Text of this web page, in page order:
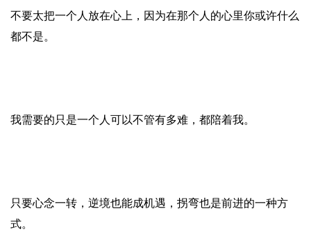
不要太把一个人放在心上，因为在那个人的心里你或许什么
都不是。
我需要的只是一个人可以不管有多难，都陪着我。
只要心念一转，逆境也能成机遇，拐弯也是前进的一种方
式。